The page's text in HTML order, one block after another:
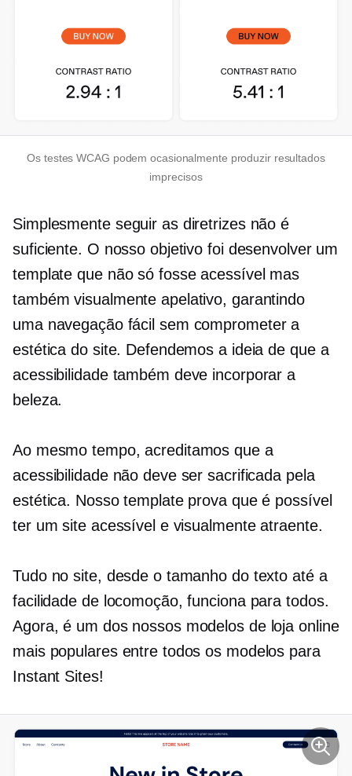
Os testes WCAG podem ocasionalmente produzir resultados
imprecisos
Simplesmente seguir as diretrizes não é
suficiente. O nosso objetivo foi desenvolver um
template que não só fosse acessível mas
também visualmente apelativo, garantindo
uma navegação fácil sem comprometer a
estética do site. Defendemos a ideia de que a
acessibilidade também deve incorporar a
beleza.
Ao mesmo tempo, acreditamos que a
acessibilidade não deve ser sacrificada pela
estética. Nosso template prova que é possível
ter um site acessível e visualmente atraente.
Tudo no site, desde o tamanho do texto até a
facilidade de locomoção, funciona para todos.
Agora, é um dos nossos modelos de loja online
mais populares entre todos os modelos para
Instant Sites!